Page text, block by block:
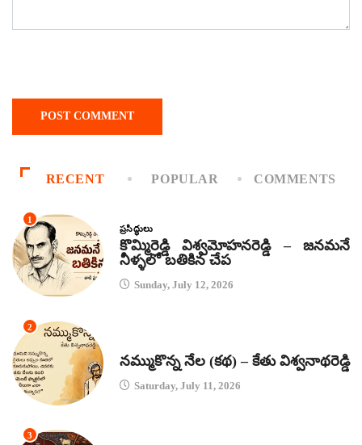
RECENT POPULAR COMMENTS
1
ప్రసిద్ధులు
కొమ్మిరెడ్డి విశ్వమోహనరెడ్డి – జనమనే
నీళ్ళలో బతికిన చేప
Sunday, July 12, 2026
2
నమ్ముకొన్న నేల (కథ) – కేతు విశ్వనాథరెడ్డి
Saturday, July 11, 2026
3